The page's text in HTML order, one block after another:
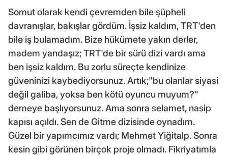
Somut olarak kendi çevremden bile şüpheli
davranışlar, bakışlar gördüm. İşsiz kaldım, TRT'den
bile iş bulamadım. Bize hükümete yakın derler,
madem yandaşız; TRT'de bir sürü dizi vardı ama
ben işsiz kaldım. Bu zorlu süreçte kendinize
güveninizi kaybediyorsunuz. Artık;"bu olanlar siyasi
değil galiba, yoksa ben kötü oyuncu muyum?"
demeye başlıyorsunuz. Ama sonra selamet, nasip
kapısı açıldı. Sen de Gitme dizisinde oynadım.
Güzel bir yapımcımız vardı; Mehmet Yiğitalp. Sonra
kesin gibi görünen birçok proje olmadı. Fikriyatımla